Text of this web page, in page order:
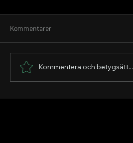
Kommentarer
Kommentera och betygsätt...